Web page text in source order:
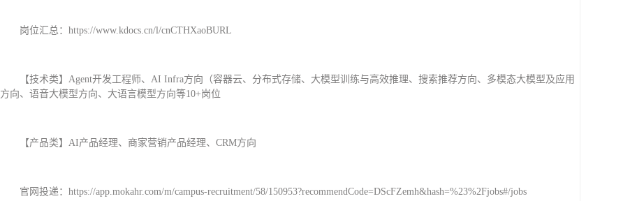
岗位汇总：https://www.kdocs.cn/l/cnCTHXaoBURL
【技术类】Agent开发工程师、AI Infra方向（容器云、分布式存储、大模型训练与高效推理、搜索推荐方向、多模态大模型及应用
方向、语音大模型方向、大语言模型方向等10+岗位
【产品类】AI产品经理、商家营销产品经理、CRM方向
官网投递：https://app.mokahr.com/m/campus-recruitment/58/150953?recommendCode=DScFZemh&hash=%23%2Fjobs#/jobs